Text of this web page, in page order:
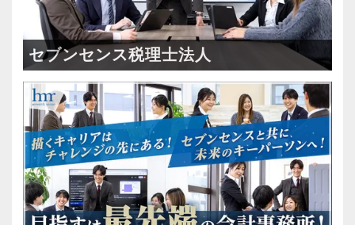
セブンセンス税理士法人